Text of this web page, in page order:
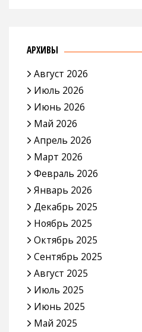
АРХИВЫ
Август 2026
Июль 2026
Июнь 2026
Май 2026
Апрель 2026
Март 2026
Февраль 2026
Январь 2026
Декабрь 2025
Ноябрь 2025
Октябрь 2025
Сентябрь 2025
Август 2025
Июль 2025
Июнь 2025
Май 2025